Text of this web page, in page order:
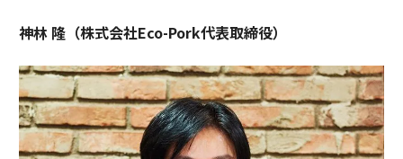
神林 隆（株式会社Eco-Pork代表取締役）